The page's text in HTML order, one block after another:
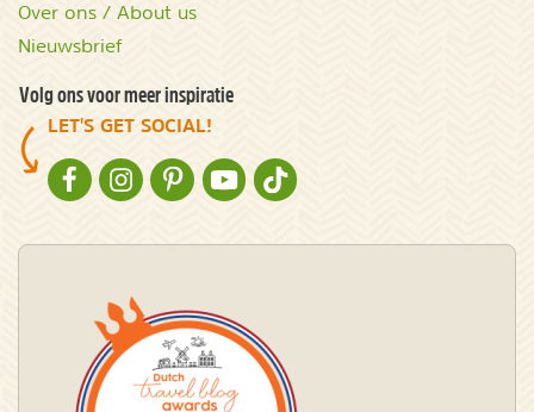
Over ons / About us
Nieuwsbrief
Volg ons voor meer inspiratie
LET'S GET SOCIAL!
NATURESCANNER OP FACEBOOK
NATURESCANNER OP INSTAGRAM
NATURESCANNER OP PINTEREST
NATURESCANNER OP YOUTUBE
NATURESCANNER OP TIKTOK